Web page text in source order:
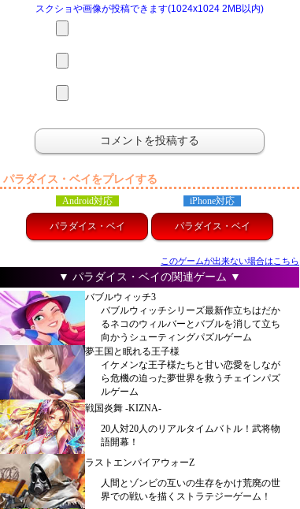
スクショや画像が投稿できます(1024x1024 2MB以内)
パラダイス・ベイをプレイする
Android対応
パラダイス・ベイ
iPhone対応
パラダイス・ベイ
このゲームが出来ない場合はこちら
▼ パラダイス・ベイの関連ゲーム ▼
バブルウィッチ3
バブルウィッチシリーズ最新作立ちはだか
るネコのウィルバーとバブルを消して立ち
向かうシューティングパズルゲーム
夢王国と眠れる王子様
イケメンな王子様たちと甘い恋愛をしなが
ら危機の迫った夢世界を救うチェインパズ
ルゲーム
戦国炎舞 -KIZNA-
20人対20人のリアルタイムバトル！武将物
語開幕！
ラストエンパイアウォーZ
人間とゾンビの互いの生存をかけ荒廃の世
界での戦いを描くストラテジーゲーム！